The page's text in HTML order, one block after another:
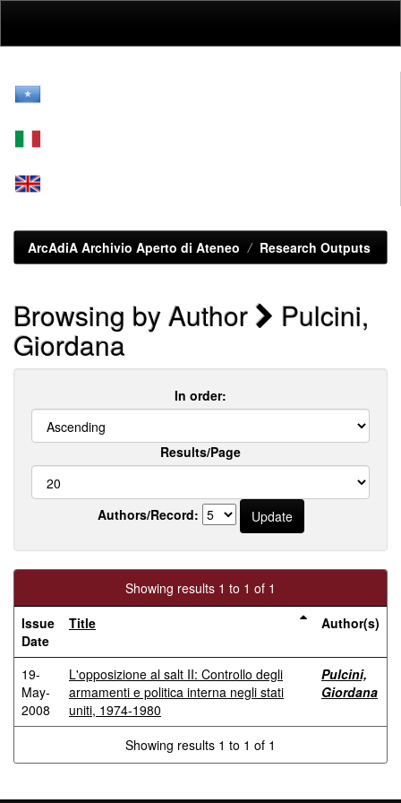
ArcAdiA Archivio Aperto di Ateneo Research Outputs
Browsing by Author Pulcini,
Giordana
In order:
Results/Page
Authors/Record:
Showing results 1 to 1 of 1
Issue
Date
Title Author(s)
19-
May-
2008
L'opposizione al salt II: Controllo degli
armamenti e politica interna negli stati
uniti, 1974-1980
Pulcini,
Giordana
Showing results 1 to 1 of 1